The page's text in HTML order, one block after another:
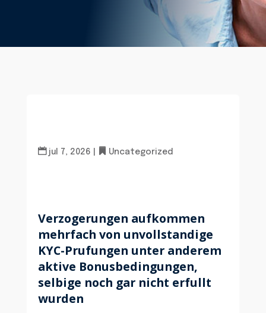
Verzogerungen aufkommen
mehrfach von unvollstandige
KYC-Prufungen unter anderem
aktive Bonusbedingungen,
selbige noch gar nicht erfullt
wurden
jul 7, 2026 Uncategorized